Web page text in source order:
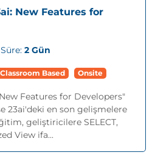
New Features for
Süre: 2 Gün
Classroom Based Onsite
Features for Developers"
23ai'deki en son gelişmelere
geliştiricilere SELECT,
View ifa...